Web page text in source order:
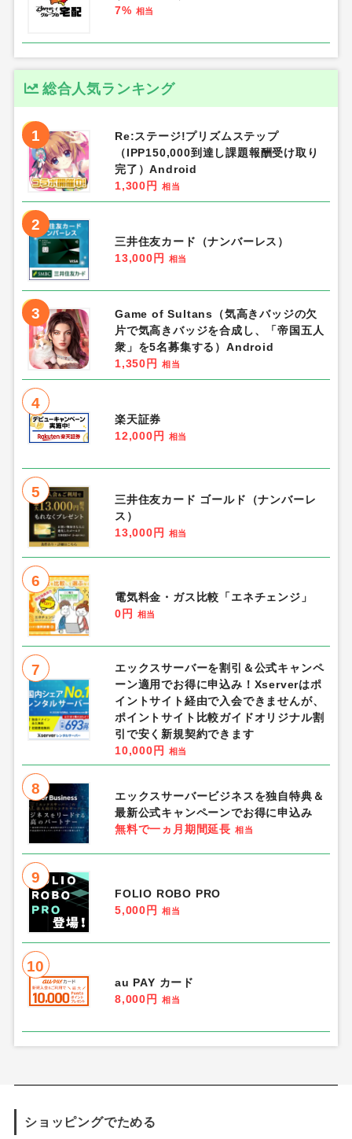
7% 相当
総合人気ランキング
1
Re:ステージ!プリズムステップ
（IPP150,000到達し課題報酬受け取り
完了）Android
1,300円
相当
2
三井住友カード（ナンバーレス）
13,000円
相当
3
Game of Sultans（気高きバッジの欠
片で気高きバッジを合成し、「帝国五人
衆」を5名募集する）Android
1,350円
相当
4
楽天証券
12,000円
相当
5
三井住友カード ゴールド（ナンバーレ
ス）
13,000円
相当
6
電気料金・ガス比較「エネチェンジ」
0円
相当
7
エックスサーバーを割引＆公式キャンペ
ーン適用でお得に申込み！Xserverはポ
イントサイト経由で入会できませんが、
ポイントサイト比較ガイドオリジナル割
引で安く新規契約できます
10,000円
相当
8
エックスサーバービジネスを独自特典＆
最新公式キャンペーンでお得に申込み
無料で一ヵ月期間延長 相当
9
FOLIO ROBO PRO
5,000円
相当
10
au PAY カード
8,000円
相当
ショッピングでためる